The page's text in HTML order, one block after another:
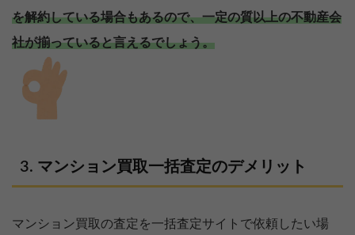
を解約している場合もあるので、一定の質以上の不動産会
社が揃っていると言えるでしょう。
マンション買取一括査定のデメリット
マンション買取の査定を一括査定サイトで依頼したい場